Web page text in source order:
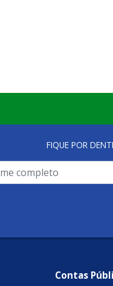
FIQUE POR
Contas